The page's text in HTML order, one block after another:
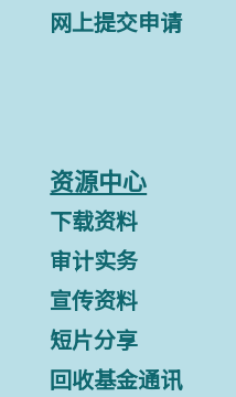
网上提交申请
资源中心
下载资料
审计实务
宣传资料
短片分享
回收基金通讯